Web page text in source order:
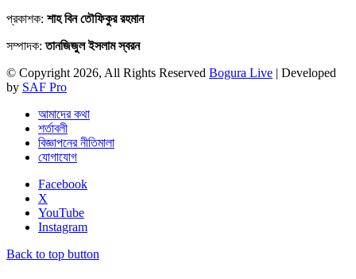
প্রকাশক: শাহ বিন তৌফিকুর রহমান
সম্পাদক:তানজিজুল ইসলাম স্বরন
© Copyright 2026, All Rights Reserved Bogura Live | Developed
by SAF Pro
আমাদের কথা
শর্তাবলী
বিজ্ঞাপনের নীতিমালা
যোগাযোগ
Facebook
X
YouTube
Instagram
Back to top button